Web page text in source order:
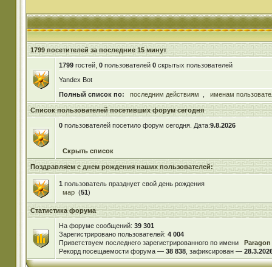
1799 посетителей за последние 15 минут
1799гостей, 0пользователей 0скрытых пользователей
Yandex Bot
Полный список по:
последним действиям именам
Список пользователей посетивших форум сегодня
0пользователей посетило форум сегодня. Дата:9.8.2026
Скрыть список
Поздравляем с днем рождения наших пользователей:
1 пользователь празднует свой день рождения
мар (51)
Статистика форума
На форуме сообщений: 39 301
Зарегистрировано пользователей: 4 004
Приветствуем последнего зарегистрированного по имени
Paragon
Рекорд посещаемости форума — 38 838, зафиксирован —